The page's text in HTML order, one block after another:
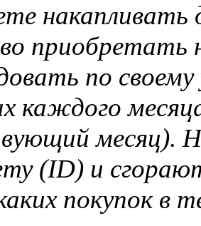
накапливать
приобретать
по
каждого
месяц).
(ID) и
покупок в